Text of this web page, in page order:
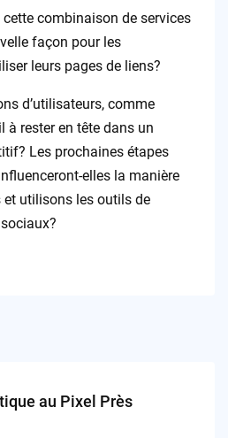
cette combinaison de services
façon pour les
leurs pages de liens?
d’utilisateurs, comme
à rester en tête dans un
Les prochaines étapes
elles la manière
utilisons les outils de
au Pixel Près